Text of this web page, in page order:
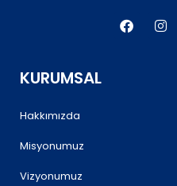
a
n
KURUMSAL
Hakkımızda
Misyonumuz
Vizyonumuz